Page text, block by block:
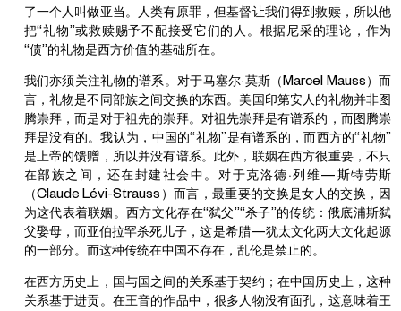
了一个人叫做亚当。人类有原罪，但基督让我们得到救赎，所以他
把“礼物”或救赎赐予不配接受它们的人。根据尼采的理论，作为
“债”的礼物是西方价值的基础所在。
我们亦须关注礼物的谱系。对于马塞尔·莫斯（Marcel Mauss）而
言，礼物是不同部族之间交换的东西。美国印第安人的礼物并非图
腾崇拜，而是对于祖先的崇拜。对祖先崇拜是有谱系的，而图腾崇
拜是没有的。我认为，中国的“礼物”是有谱系的，而西方的“礼物”
是上帝的馈赠，所以并没有谱系。此外，联姻在西方很重要，不只
在部族之间，还在封建社会中。对于克洛德·列维—斯特劳斯
（Claude Lévi-Strauss）而言，最重要的交换是女人的交换，因
为这代表着联姻。西方文化存在“弑父”“杀子”的传统：俄底浦斯弑
父娶母，而亚伯拉罕杀死儿子，这是希腊—犹太文化两大文化起源
的一部分。而这种传统在中国不存在，乱伦是禁止的。
在西方历史上，国与国之间的关系基于契约；在中国历史上，这种
关系基于进贡。在王音的作品中，很多人物没有面孔，这意味着王